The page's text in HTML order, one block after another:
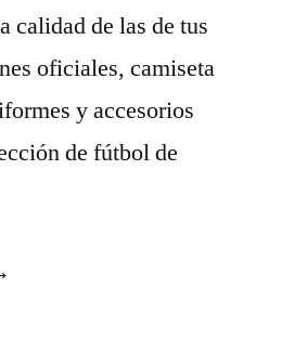
calidad de las de tus
oficiales, camiseta
y accesorios
de fútbol de